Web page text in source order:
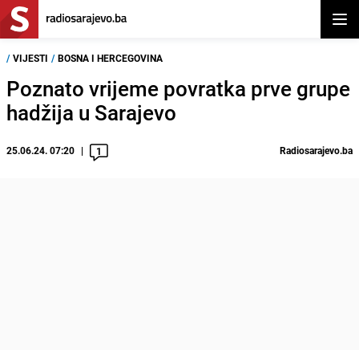
/ VIJESTI / BOSNA I HERCEGOVINA
Poznato vrijeme povratka prve grupe
hadžija u Sarajevo
25.06.24. 07:20 1 Radiosarajevo.ba